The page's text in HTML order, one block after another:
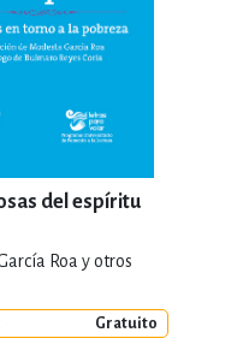
del espíritu
Roa y otros
Gratuito